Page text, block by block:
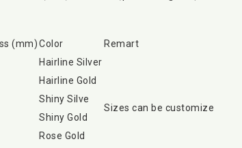
(mm)Color
Remart
Hairline Silver
Sizes can be customize
Hairline Gold
Shiny Silve
Shiny Gold
Rose Gold